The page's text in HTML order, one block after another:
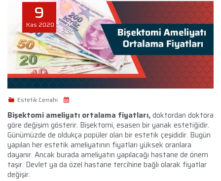
9
Kas 2020
Estetik Cerrahi
Bişektomi ameliyatı ortalama fiyatları,doktordan doktora
göre değişim gösterir. Bişektomi, esasen bir yanak estetiğidir.
Günümüzde de oldukça popüler olan bir estetik çeşididir. Bugün
yapılan her estetik ameliyatının fiyatları yüksek oranlara
dayanır. Ancak burada ameliyatın yapılacağı hastane de önem
taşır. Devlet ya da özel hastane tercihine bağlı olarak fiyatlar
değişir.